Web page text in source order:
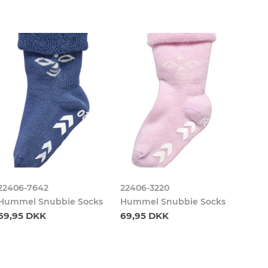
7642
Snubbie Socks
DKK
22406-3220
Hummel Snubbie Socks
69,95 DKK